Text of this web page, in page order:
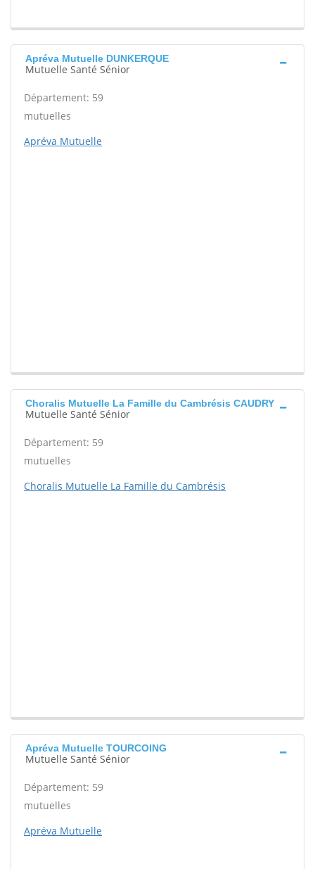
Apréva Mutuelle DUNKERQUE
Mutuelle Santé Sénior
Département: 59
mutuelles
Apréva Mutuelle
Choralis Mutuelle La Famille du Cambrésis CAUDRY
Mutuelle Santé Sénior
Département: 59
mutuelles
Choralis Mutuelle La Famille du Cambrésis
Apréva Mutuelle TOURCOING
Mutuelle Santé Sénior
Département: 59
mutuelles
Apréva Mutuelle